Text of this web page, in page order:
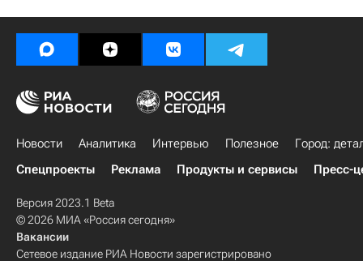
Новости Аналитика Интервью Полезное
Город:
Спецпроекты
Реклама Продукты и сервисы Пресс-
Версия 2023.1 Beta
© 2026 МИА «Россия сегодня»
Вакансии
Сетевое издание РИА Новости зарегистрировано